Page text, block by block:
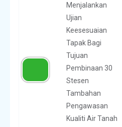
Menjalankan
Ujian
Keesesuaian
Tapak Bagi
Tujuan
Pembinaan 30
Stesen
Tambahan
Pengawasan
Kualiti Air Tanah